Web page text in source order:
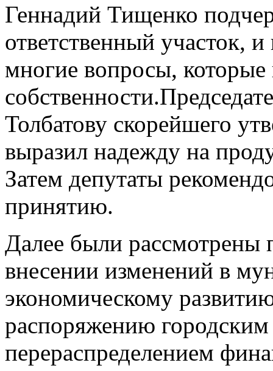
Геннадий Тищенко
ответственный участок, и
многие вопросы, которые
Толбатову скорейшего
выразил надежду на
Затем депутаты
принятию.
Далее были рассмотрены
внесении изменений в
экономическому
распоряжению
перераспределением